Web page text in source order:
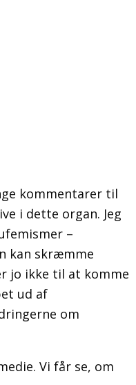
kommentarer til
i dette organ. Jeg
–
kan skræmme
jo ikke til at komme
ud af
om
Vi får se, om